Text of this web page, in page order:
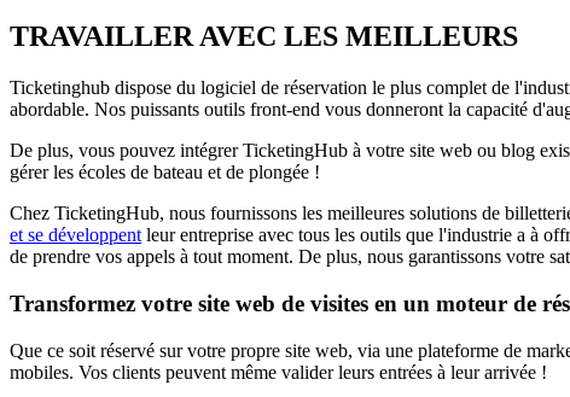
TRAVAILLER AVEC LES MEILLEURS
Ticketinghub dispose du logiciel de réservation le plus complet de
abordable. Nos puissants outils front-end vous donneront la capacité
De plus, vous pouvez intégrer TicketingHub à votre site web ou blog
gérer les écoles de bateau et de plongée !
Chez TicketingHub, nous fournissons les meilleures solutions de
et se développent leur entreprise avec tous les outils que l'industrie a à
de prendre vos appels à tout moment. De plus, nous garantissons votre
Transformez votre site web de visites en un moteur de
Que ce soit réservé sur votre propre site web, via une plateforme de
mobiles. Vos clients peuvent même valider leurs entrées à leur arrivée !